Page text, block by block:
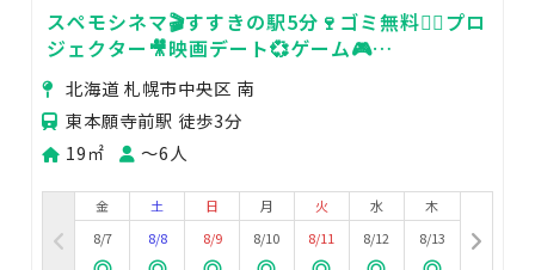
スペモシネマ🎬️すすきの駅5分🍷ゴミ無料👌🏻プロ
ジェクター🎥映画デート💞ゲーム🎮
721_SpemoCINEMA札幌
北海道 札幌市中央区 南
東本願寺前駅 徒歩3分
19㎡
〜6人
金
8/7
土
8/8
日
8/9
月
8/10
火
8/11
水
8/12
木
8/13